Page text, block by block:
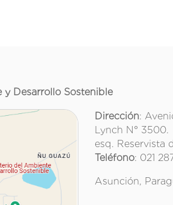
Desarrollo Sostenible
Dirección:
Lynch N° 3500.
esq. Reservista
Teléfono: 021
Asunción,